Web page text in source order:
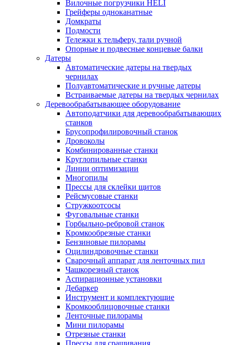
Вилочные погрузчики HELI
Грейферы одноканатные
Домкраты
Подмости
Тележки к тельферу, тали ручной
Опорные и подвесные концевые балки
Датеры
Автоматические датеры на твердых
чернилах
Полуавтоматические и ручные датеры
Встраиваемые датеры на твердых чернилах
Деревообрабатывающее оборудование
Автоподатчики для деревообрабатывающих
станков
Брусопрофилировочный станок
Дровоколы
Комбинированные станки
Круглопильные станки
Линии оптимизации
Многопилы
Прессы для склейки щитов
Рейсмусовые станки
Стружкоотсосы
Фуговальные станки
Горбыльно-ребровой станок
Кромкообрезные станки
Бензиновые пилорамы
Оцилиндровочные станки
Сварочный аппарат для ленточных пил
Чашкорезный станок
Аспирационные установки
Дебаркер
Инструмент и комплектующие
Кромкооблицовочные станки
Ленточные пилорамы
Мини пилорамы
Отрезные станки
Прессы для сращивания